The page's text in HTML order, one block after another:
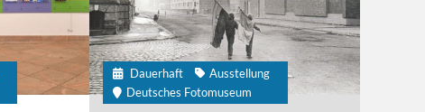
Dauerhaft
Ausstellung
Deutsches Fotomuseum